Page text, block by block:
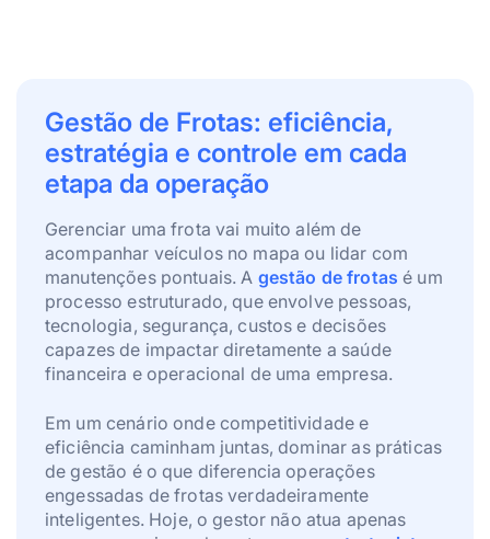
Gestão de Frotas: eficiência,
estratégia e controle em cada
etapa da operação
Gerenciar uma frota vai muito além de
acompanhar veículos no mapa ou lidar com
manutenções pontuais. A gestão de frotas é um
processo estruturado, que envolve pessoas,
tecnologia, segurança, custos e decisões
capazes de impactar diretamente a saúde
financeira e operacional de uma empresa.
Em um cenário onde competitividade e
eficiência caminham juntas, dominar as práticas
de gestão é o que diferencia operações
engessadas de frotas verdadeiramente
inteligentes. Hoje, o gestor não atua apenas